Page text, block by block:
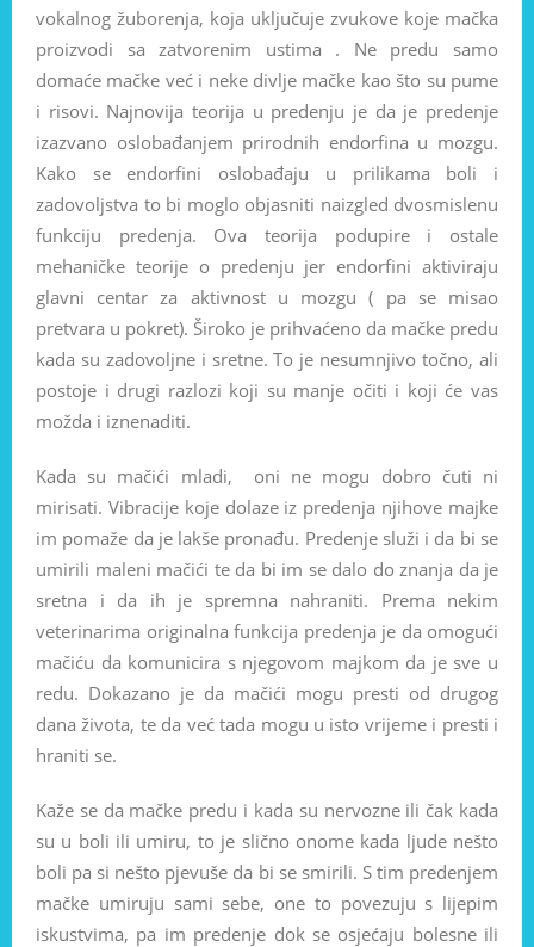
vokalnog žuborenja, koja uključuje zvukove koje mačka
proizvodi sa zatvorenim ustima . Ne predu samo
domaće mačke već i neke divlje mačke kao što su pume
i risovi. Najnovija teorija u predenju je da je predenje
izazvano oslobađanjem prirodnih endorfina u mozgu.
Kako se endorfini oslobađaju u prilikama boli i
zadovoljstva to bi moglo objasniti naizgled dvosmislenu
funkciju predenja. Ova teorija podupire i ostale
mehaničke teorije o predenju jer endorfini aktiviraju
glavni centar za aktivnost u mozgu ( pa se misao
pretvara u pokret). Široko je prihvaćeno da mačke predu
kada su zadovoljne i sretne. To je nesumnjivo točno, ali
postoje i drugi razlozi koji su manje očiti i koji će vas
možda i iznenaditi.
Kada su mačići mladi, oni ne mogu dobro čuti ni
mirisati. Vibracije koje dolaze iz predenja njihove majke
im pomaže da je lakše pronađu. Predenje služi i da bi se
umirili maleni mačići te da bi im se dalo do znanja da je
sretna i da ih je spremna nahraniti. Prema nekim
veterinarima originalna funkcija predenja je da omogući
mačiću da komunicira s njegovom majkom da je sve u
redu. Dokazano je da mačići mogu presti od drugog
dana života, te da već tada mogu u isto vrijeme i presti i
hraniti se.
Kaže se da mačke predu i kada su nervozne ili čak kada
su u boli ili umiru, to je slično onome kada ljude nešto
boli pa si nešto pjevuše da bi se smirili. S tim predenjem
mačke umiruju sami sebe, one to povezuju s lijepim
iskustvima, pa im predenje dok se osjećaju bolesne ili